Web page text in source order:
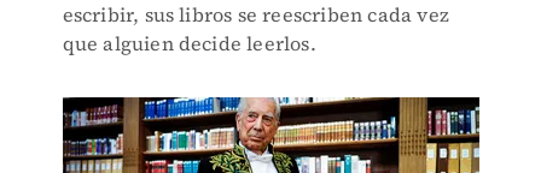
escribir, sus libros se reescriben cada vez
que alguien decide leerlos.